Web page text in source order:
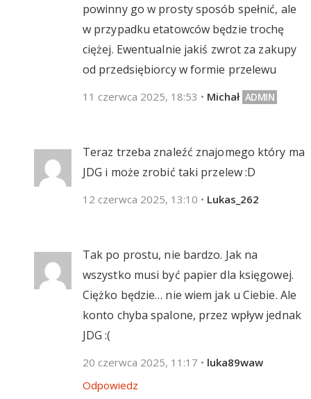
powinny go w prosty sposób spełnić, ale
w przypadku etatowców będzie trochę
ciężej. Ewentualnie jakiś zwrot za zakupy
od przedsiębiorcy w formie przelewu
11 czerwca 2025, 18:53 • Michał
Teraz trzeba znaleźć znajomego który ma
JDG i może zrobić taki przelew :D
12 czerwca 2025, 13:10 • Lukas_262
Tak po prostu, nie bardzo. Jak na
wszystko musi być papier dla księgowej.
Ciężko będzie… nie wiem jak u Ciebie. Ale
konto chyba spalone, przez wpływ jednak
JDG :(
20 czerwca 2025, 11:17 • luka89waw
Odpowiedz